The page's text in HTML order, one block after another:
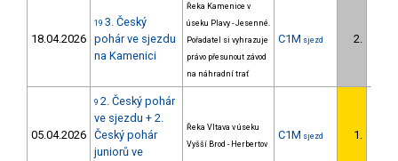
18.04.2026
19 3. Český
pohár ve sjezdu
na Kamenici
Řeka Kamenice v
úseku Plavy - Jesenné.
Pořadatel si vyhrazuje
právo přesunout závod
na náhradní trať
C1M sjezd 2.
05.04.2026
9 2. Český pohár
ve sjezdu + 2.
Český pohár
juniorů ve
Řeka Vltava v úseku
Vyšší Brod - Herbertov
C1M sjezd 1.